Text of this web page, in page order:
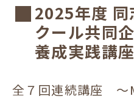
2025年度 同
クール共同
養成実践講
全７回連続講座 ～